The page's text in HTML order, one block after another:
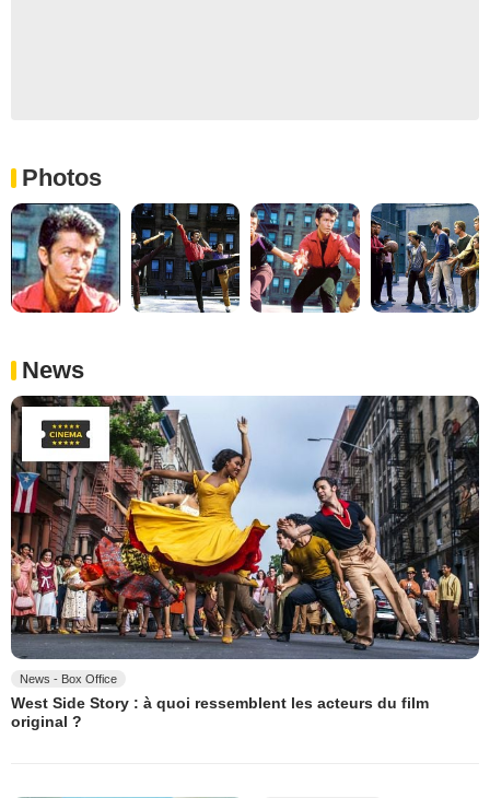
Photos
News
News - Box Office
West Side Story : à quoi ressemblent les acteurs du film
original ?